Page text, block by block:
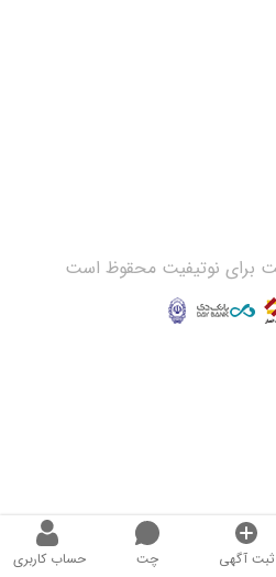
ثبت آگهی چت حساب کاربری
برای نوتیفیت محقوظ است